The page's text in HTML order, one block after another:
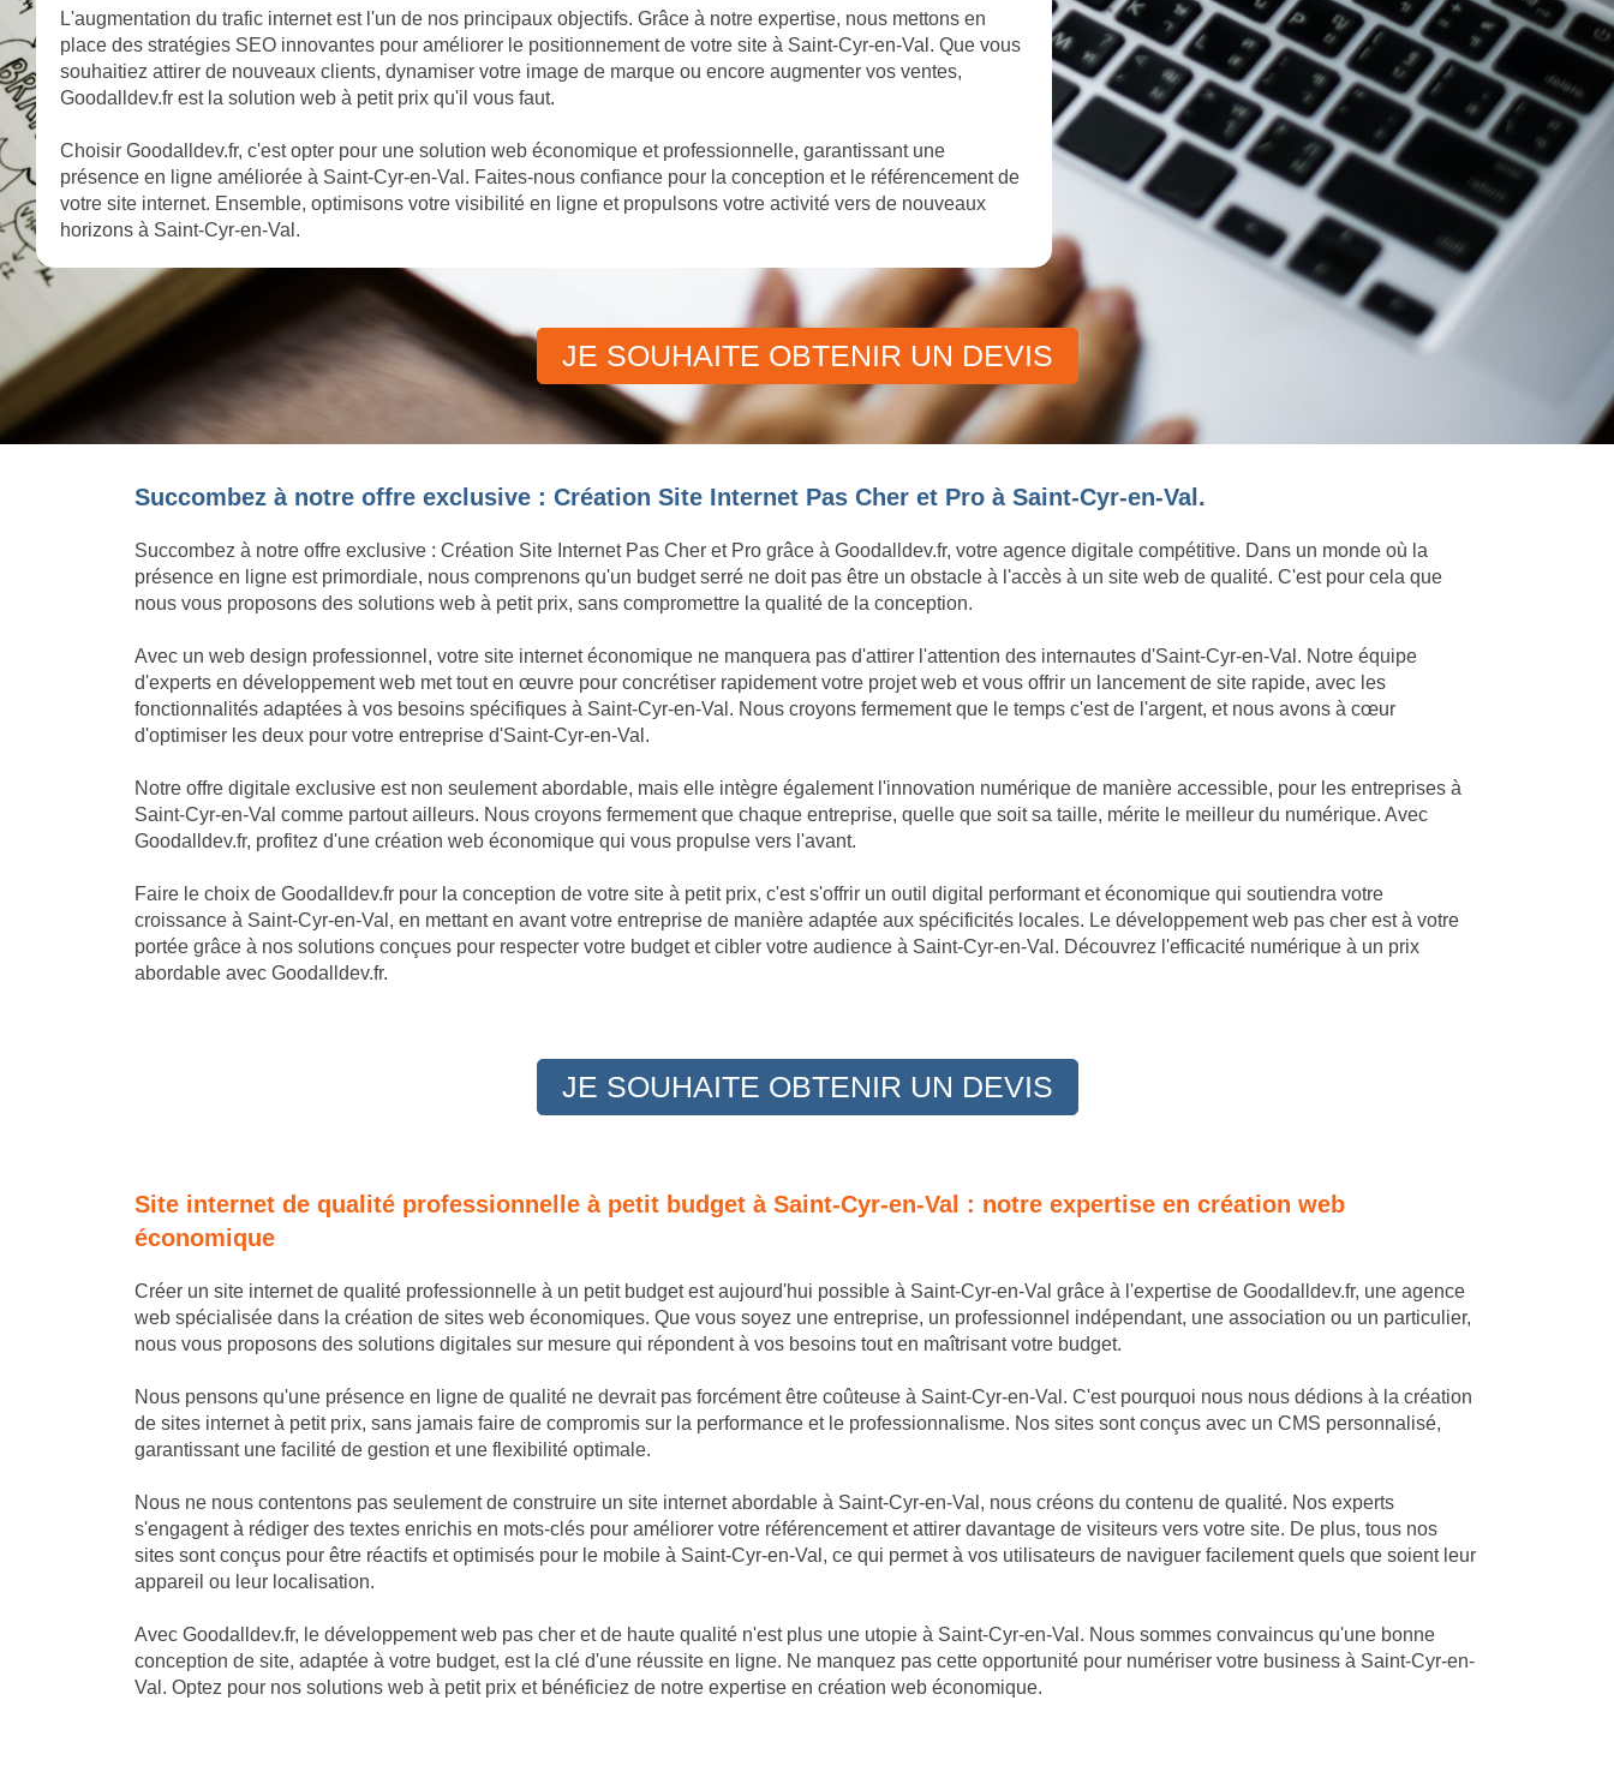
L'augmentation du trafic internet est l'un de nos principaux objectifs. Grâce à notre expertise, nous mettons en
place des stratégies SEO innovantes pour améliorer le positionnement de votre site à Saint-Cyr-en-Val. Que vous
souhaitiez attirer de nouveaux clients, dynamiser votre image de marque ou encore augmenter vos ventes,
Goodalldev.fr est la solution web à petit prix qu'il vous faut.
Choisir Goodalldev.fr, c'est opter pour une solution web économique et professionnelle, garantissant une
présence en ligne améliorée à Saint-Cyr-en-Val. Faites-nous confiance pour la conception et le référencement de
votre site internet. Ensemble, optimisons votre visibilité en ligne et propulsons votre activité vers de nouveaux
horizons à Saint-Cyr-en-Val.
JE SOUHAITE OBTENIR UN DEVIS
Succombez à notre offre exclusive : Création Site Internet Pas Cher et Pro à Saint-Cyr-en-Val.
Succombez à notre offre exclusive : Création Site Internet Pas Cher et Pro grâce à Goodalldev.fr, votre agence digitale compétitive. Dans un monde où la
présence en ligne est primordiale, nous comprenons qu'un budget serré ne doit pas être un obstacle à l'accès à un site web de qualité. C'est pour cela que
nous vous proposons des solutions web à petit prix, sans compromettre la qualité de la conception.
Avec un web design professionnel, votre site internet économique ne manquera pas d'attirer l'attention des internautes d'Saint-Cyr-en-Val. Notre équipe
d'experts en développement web met tout en œuvre pour concrétiser rapidement votre projet web et vous offrir un lancement de site rapide, avec les
fonctionnalités adaptées à vos besoins spécifiques à Saint-Cyr-en-Val. Nous croyons fermement que le temps c'est de l'argent, et nous avons à cœur
d'optimiser les deux pour votre entreprise d'Saint-Cyr-en-Val.
Notre offre digitale exclusive est non seulement abordable, mais elle intègre également l'innovation numérique de manière accessible, pour les entreprises à
Saint-Cyr-en-Val comme partout ailleurs. Nous croyons fermement que chaque entreprise, quelle que soit sa taille, mérite le meilleur du numérique. Avec
Goodalldev.fr, profitez d'une création web économique qui vous propulse vers l'avant.
Faire le choix de Goodalldev.fr pour la conception de votre site à petit prix, c'est s'offrir un outil digital performant et économique qui soutiendra votre
croissance à Saint-Cyr-en-Val, en mettant en avant votre entreprise de manière adaptée aux spécificités locales. Le développement web pas cher est à votre
portée grâce à nos solutions conçues pour respecter votre budget et cibler votre audience à Saint-Cyr-en-Val. Découvrez l'efficacité numérique à un prix
abordable avec Goodalldev.fr.
JE SOUHAITE OBTENIR UN DEVIS
Site internet de qualité professionnelle à petit budget à Saint-Cyr-en-Val : notre expertise en création web
économique
Créer un site internet de qualité professionnelle à un petit budget est aujourd'hui possible à Saint-Cyr-en-Val grâce à l'expertise de Goodalldev.fr, une agence
web spécialisée dans la création de sites web économiques. Que vous soyez une entreprise, un professionnel indépendant, une association ou un particulier,
nous vous proposons des solutions digitales sur mesure qui répondent à vos besoins tout en maîtrisant votre budget.
Nous pensons qu'une présence en ligne de qualité ne devrait pas forcément être coûteuse à Saint-Cyr-en-Val. C'est pourquoi nous nous dédions à la création
de sites internet à petit prix, sans jamais faire de compromis sur la performance et le professionnalisme. Nos sites sont conçus avec un CMS personnalisé,
garantissant une facilité de gestion et une flexibilité optimale.
Nous ne nous contentons pas seulement de construire un site internet abordable à Saint-Cyr-en-Val, nous créons du contenu de qualité. Nos experts
s'engagent à rédiger des textes enrichis en mots-clés pour améliorer votre référencement et attirer davantage de visiteurs vers votre site. De plus, tous nos
sites sont conçus pour être réactifs et optimisés pour le mobile à Saint-Cyr-en-Val, ce qui permet à vos utilisateurs de naviguer facilement quels que soient leur
appareil ou leur localisation.
Avec Goodalldev.fr, le développement web pas cher et de haute qualité n'est plus une utopie à Saint-Cyr-en-Val. Nous sommes convaincus qu'une bonne
conception de site, adaptée à votre budget, est la clé d'une réussite en ligne. Ne manquez pas cette opportunité pour numériser votre business à Saint-Cyr-en-
Val. Optez pour nos solutions web à petit prix et bénéficiez de notre expertise en création web économique.